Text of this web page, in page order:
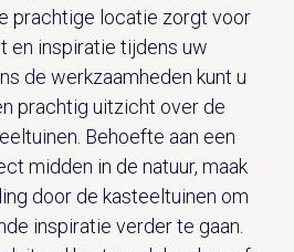
prachtige locatie zorgt voor
en inspiratie tijdens uw
de werkzaamheden kunt u
prachtig uitzicht over de
Behoefte aan een
midden in de natuur, maak
door de kasteeltuinen om
inspiratie verder te gaan.